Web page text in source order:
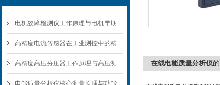
电机故障检测仪工作原理与电机早期
故障诊断方案
高精度电流传感器在工业测控中的精
准测量方案
高精度高压分压器工作原理与高压测
量应用场景
电能质量分析仪核心测量原理与功能
在线电能质量分析仪